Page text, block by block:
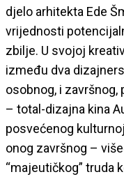
djelo arhitekta Ede
vrijednosti
zbilje. U svojoj
između dva
osobnog, i
– total-dizajna kina
posvećenog
onog završnog –
“majeutičkog” truda